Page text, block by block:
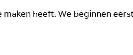
heeft. We beginnen